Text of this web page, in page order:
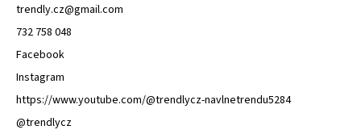
trendly.cz@gmail.com
732 758 048
Facebook
Instagram
https://www.youtube.com/@trendlycz-navlnetrendu5284
@trendlycz